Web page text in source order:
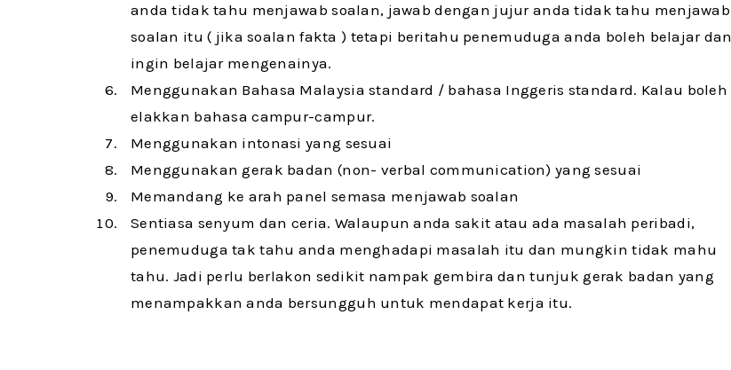
anda tidak tahu menjawab soalan, jawab dengan jujur anda tidak tahu menjawab
soalan itu ( jika soalan fakta ) tetapi beritahu penemuduga anda boleh belajar dan
ingin belajar mengenainya.
Menggunakan Bahasa Malaysia standard / bahasa Inggeris standard. Kalau boleh
elakkan bahasa campur-campur.
Menggunakan intonasi yang sesuai
Menggunakan gerak badan (non- verbal communication) yang sesuai
Memandang ke arah panel semasa menjawab soalan
Sentiasa senyum dan ceria. Walaupun anda sakit atau ada masalah peribadi,
penemuduga tak tahu anda menghadapi masalah itu dan mungkin tidak mahu
tahu. Jadi perlu berlakon sedikit nampak gembira dan tunjuk gerak badan yang
menampakkan anda bersungguh untuk mendapat kerja itu.